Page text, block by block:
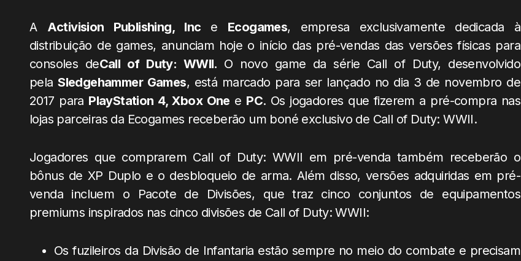
A Activision Publishing, Inc e Ecogames, empresa exclusivamente dedicada à
distribuição de games, anunciam hoje o início das pré-vendas das versões físicas para
consoles deCall of Duty: WWII. O novo game da série Call of Duty, desenvolvido
pelaSledgehammer Games, está marcado para ser lançado no dia 3 de novembro de
2017 para PlayStation 4, Xbox One e PC. Os jogadores que fizerem a pré-compra nas
lojas parceiras da Ecogames receberão um boné exclusivo de Call of Duty: WWII.
Jogadores que comprarem Call of Duty: WWII em pré-venda também receberão o
bônus de XP Duplo e o desbloqueio de arma. Além disso, versões adquiridas em pré-
venda incluem o Pacote de Divisões, que traz cinco conjuntos de equipamentos
premiums inspirados nas cinco divisões de Call of Duty: WWII:
Os fuzileiros da Divisão de Infantaria estão sempre no meio do combate e precisam